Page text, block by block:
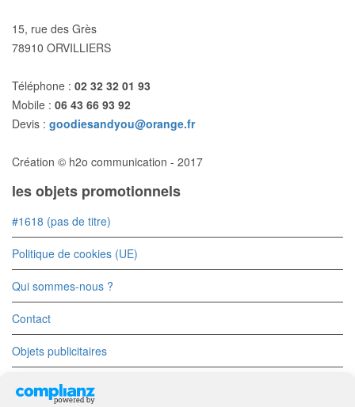
15, rue des Grès
78910 ORVILLIERS
Téléphone : 02 32 32 01 93
Mobile : 06 43 66 93 92
Devis : goodiesandyou@orange.fr
Création © h2o communication - 2017
les objets promotionnels
#1618 (pas de titre)
Politique de cookies (UE)
Qui sommes-nous ?
Contact
Objets publicitaires
Objets Divers